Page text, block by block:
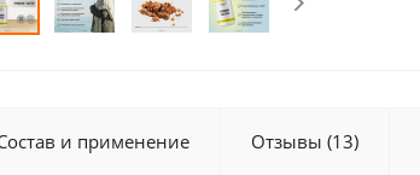
и применение Отзывы (13)